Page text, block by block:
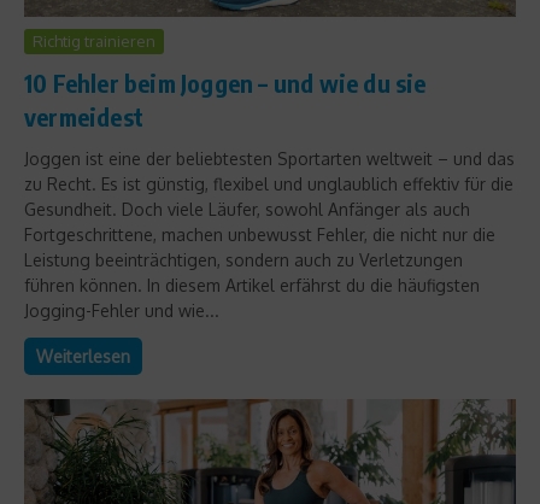
Richtig trainieren
10 Fehler beim Joggen – und wie du sie
vermeidest
Joggen ist eine der beliebtesten Sportarten weltweit – und das
zu Recht. Es ist günstig, flexibel und unglaublich effektiv für die
Gesundheit. Doch viele Läufer, sowohl Anfänger als auch
Fortgeschrittene, machen unbewusst Fehler, die nicht nur die
Leistung beeinträchtigen, sondern auch zu Verletzungen
führen können. In diesem Artikel erfährst du die häufigsten
Jogging-Fehler und wie...
Weiterlesen